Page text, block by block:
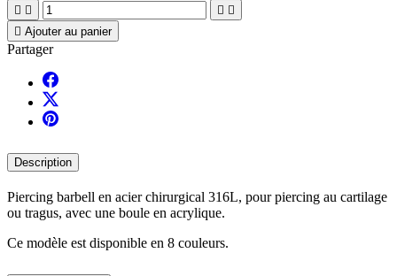
   
 Ajouter au panier
Partager
Description
Piercing barbell en acier chirurgical 316L, pour piercing au cartilage
ou tragus, avec une boule en acrylique.
Ce modèle est disponible en 8 couleurs.